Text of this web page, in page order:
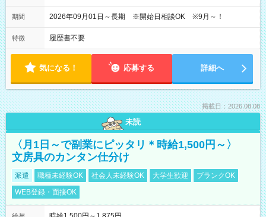
期間 2026年09月01日～長期 ※開始日相談OK ※9月～！
特徴 履歴書不要
気になる！ 応募する 詳細へ
掲載日：2026.08.08
未読
〈月1日～で副業にピッタリ＊時給1,500円～〉
文房具のカンタン仕分け
派遣 職種未経験OK 社会人未経験OK 大学生歓迎
ブランクOK
WEB登録・面接OK